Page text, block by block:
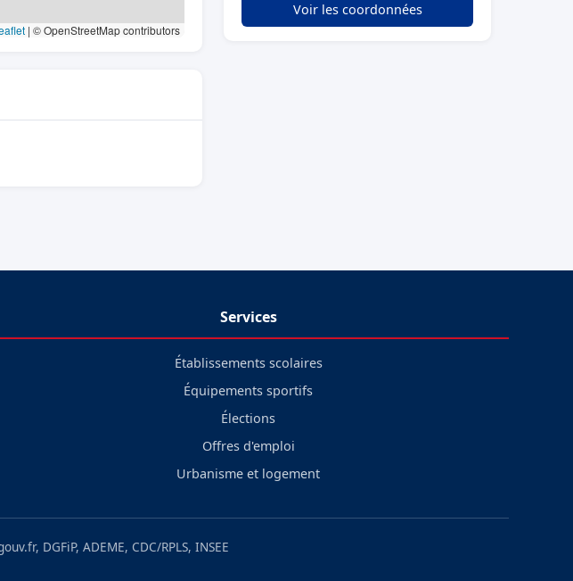
| © OpenStreetMap contributors
Voir les coordonnées
Services
Établissements scolaires
Équipements sportifs
Élections
Offres d'emploi
Urbanisme et logement
DGFiP, ADEME, CDC/RPLS, INSEE